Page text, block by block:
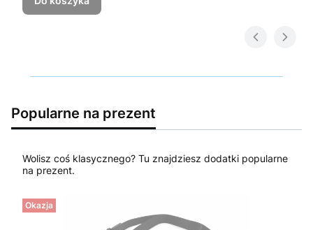
Popularne na prezent
Wolisz coś klasycznego? Tu znajdziesz dodatki popularne
na prezent.
Okazja